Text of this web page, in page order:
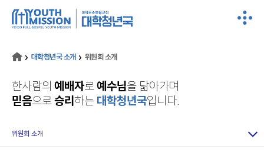
대학청년국 소개 위원회 소개
한사람의 예배자로예수님을 닮아가며
믿음으로승리 하는 대학청년국입니다.
위원회 소개